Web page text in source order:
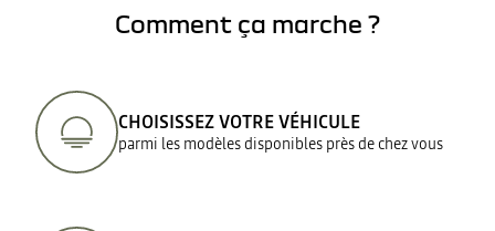
Comment ça marche ?
CHOISISSEZ VOTRE VÉHICULE
parmi les modèles disponibles près de chez vous